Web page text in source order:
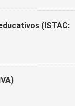
(ISTAC: